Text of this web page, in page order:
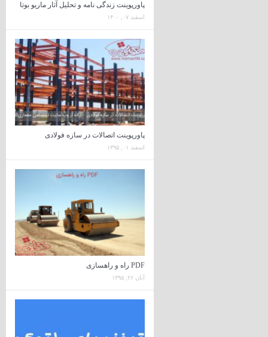
پاورپوینت زندگی نامه و تحلیل آثار ماریو بوتا
اسفند ۰۷, ۱۴۰۰
پاورپوینت اتصالات در سازه فولادی
اسفند ۰۱, ۱۳۹۵
PDF راه و راهسازی
آبان ۲۶, ۱۳۹۵